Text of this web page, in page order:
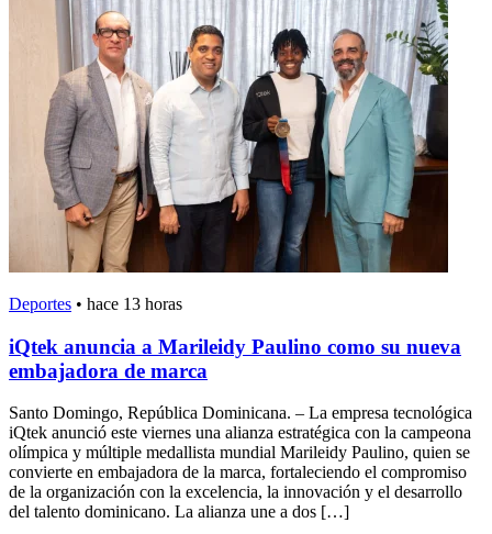
Deportes • hace 13 horas
iQtek anuncia a Marileidy Paulino como su nueva
embajadora de marca
Santo Domingo, República Dominicana. – La empresa tecnológica
iQtek anunció este viernes una alianza estratégica con la campeona
olímpica y múltiple medallista mundial Marileidy Paulino, quien se
convierte en embajadora de la marca, fortaleciendo el compromiso
de la organización con la excelencia, la innovación y el desarrollo
del talento dominicano. La alianza une a dos […]